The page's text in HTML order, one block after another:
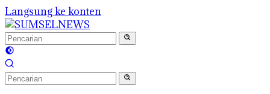
Langsung ke konten